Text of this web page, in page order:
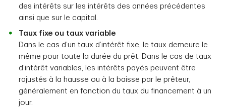
des intérêts sur les intérêts des années précédentes
ainsi que sur le capital.
Taux fixe ou taux variable
Dans le cas d’un taux d’intérêt fixe, le taux demeure le
même pour toute la durée du prêt. Dans le cas de taux
d’intérêt variables, les intérêts payés peuvent être
rajustés à la hausse ou à la baisse par le prêteur,
généralement en fonction du taux du financement à un
jour.